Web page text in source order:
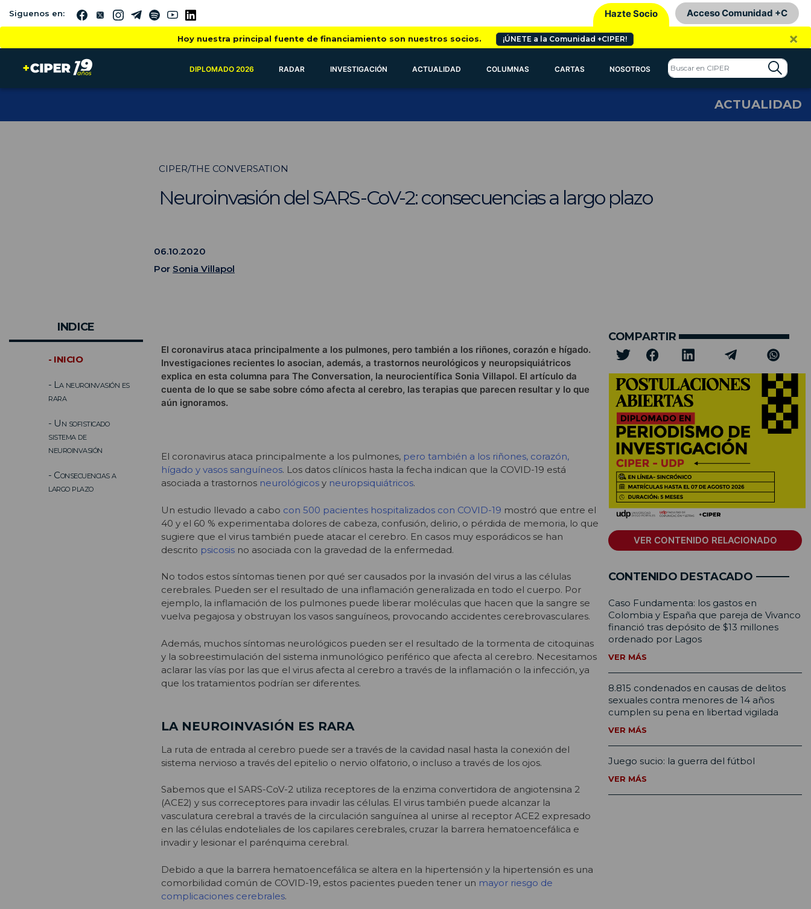
Siguenos en: Hazte Socio Acceso Comunidad +C
Hoy nuestra principal fuente de financiamiento son nuestros socios. ¡ÚNETE a la Comunidad +CIPER! ×
DIPLOMADO 2026 RADAR INVESTIGACIÓN ACTUALIDAD COLUMNAS CARTAS NOSOTROS
ACTUALIDAD
CIPER/THE CONVERSATION
Neuroinvasión del SARS-CoV-2: consecuencias a largo plazo
06.10.2020
Por Sonia Villapol
INDICE
- INICIO
- La neuroinvasión es
rara
- Un sofisticado
sistema de
neuroinvasión
- Consecuencias a
largo plazo
El coronavirus ataca principalmente a los pulmones, pero también a los riñones, corazón e hígado.
Investigaciones recientes lo asocian, además, a trastornos neurológicos y neuropsiquiátricos
explica en esta columna para The Conversation, la neurocientífica Sonia Villapol. El artículo da
cuenta de lo que se sabe sobre cómo afecta al cerebro, las terapias que parecen resultar y lo que
aún ignoramos.
El coronavirus ataca principalmente a los pulmones, pero también a los riñones, corazón,
hígado y vasos sanguíneos. Los datos clínicos hasta la fecha indican que la COVID-19 está
asociada a trastornos neurológicos y neuropsiquiátricos.
Un estudio llevado a cabo con 500 pacientes hospitalizados con COVID-19 mostró que entre el
40 y el 60 % experimentaba dolores de cabeza, confusión, delirio, o pérdida de memoria, lo que
sugiere que el virus también puede atacar el cerebro. En casos muy esporádicos se han
descrito psicosis no asociada con la gravedad de la enfermedad.
No todos estos síntomas tienen por qué ser causados por la invasión del virus a las células
cerebrales. Pueden ser el resultado de una inflamación generalizada en todo el cuerpo. Por
ejemplo, la inflamación de los pulmones puede liberar moléculas que hacen que la sangre se
vuelva pegajosa y obstruyan los vasos sanguíneos, provocando accidentes cerebrovasculares.
Además, muchos síntomas neurológicos pueden ser el resultado de la tormenta de citoquinas
y la sobreestimulación del sistema inmunológico periférico que afecta al cerebro. Necesitamos
aclarar las vías por las que el virus afecta al cerebro a través de la inflamación o la infección, ya
que los tratamientos podrían ser diferentes.
LA NEUROINVASIÓN ES RARA
La ruta de entrada al cerebro puede ser a través de la cavidad nasal hasta la conexión del
sistema nervioso a través del epitelio o nervio olfatorio, o incluso a través de los ojos.
Sabemos que el SARS-CoV-2 utiliza receptores de la enzima convertidora de angiotensina 2
(ACE2) y sus correceptores para invadir las células. El virus también puede alcanzar la
vasculatura cerebral a través de la circulación sanguínea al unirse al receptor ACE2 expresado
en las células endoteliales de los capilares cerebrales, cruzar la barrera hematoencefálica e
invadir y lesionar el parénquima cerebral.
Debido a que la barrera hematoencefálica se altera en la hipertensión y la hipertensión es una
comorbilidad común de COVID-19, estos pacientes pueden tener un mayor riesgo de
complicaciones cerebrales.
COMPARTIR
VER CONTENIDO RELACIONADO
CONTENIDO DESTACADO
Caso Fundamenta: los gastos en
Colombia y España que pareja de Vivanco
financió tras depósito de $13 millones
ordenado por Lagos
VER MÁS
8.815 condenados en causas de delitos
sexuales contra menores de 14 años
cumplen su pena en libertad vigilada
VER MÁS
Juego sucio: la guerra del fútbol
VER MÁS